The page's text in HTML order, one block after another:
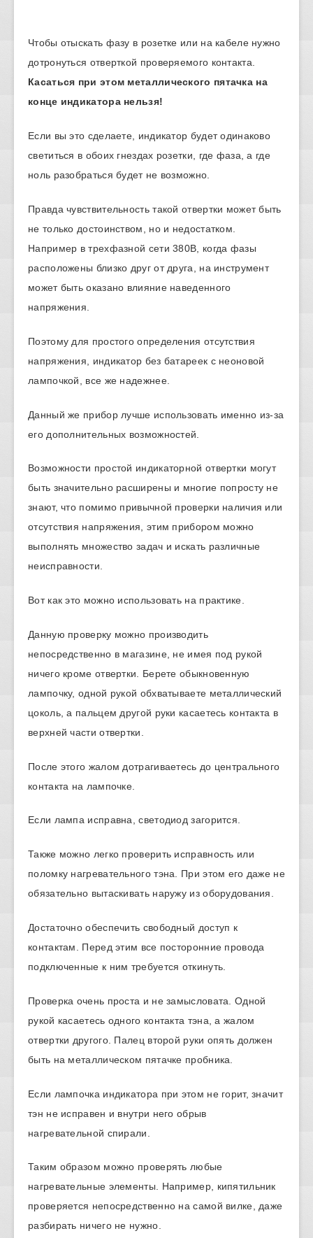
Чтобы отыскать фазу в розетке или на кабеле нужно
дотронуться отверткой проверяемого контакта.
Касаться при этом металлического пятачка на
конце индикатора нельзя!
Если вы это сделаете, индикатор будет одинаково
светиться в обоих гнездах розетки, где фаза, а где
ноль разобраться будет не возможно.
Правда чувствительность такой отвертки может быть
не только достоинством, но и недостатком.
Например в трехфазной сети 380В, когда фазы
расположены близко друг от друга, на инструмент
может быть оказано влияние наведенного
напряжения.
Поэтому для простого определения отсутствия
напряжения, индикатор без батареек с неоновой
лампочкой, все же надежнее.
Данный же прибор лучше использовать именно из-за
его дополнительных возможностей.
Возможности простой индикаторной отвертки могут
быть значительно расширены и многие попросту не
знают, что помимо привычной проверки наличия или
отсутствия напряжения, этим прибором можно
выполнять множество задач и искать различные
неисправности.
Вот как это можно использовать на практике.
Данную проверку можно производить
непосредственно в магазине, не имея под рукой
ничего кроме отвертки. Берете обыкновенную
лампочку, одной рукой обхватываете металлический
цоколь, а пальцем другой руки касаетесь контакта в
верхней части отвертки.
После этого жалом дотрагиваетесь до центрального
контакта на лампочке.
Если лампа исправна, светодиод загорится.
Также можно легко проверить исправность или
поломку нагревательного тэна. При этом его даже не
обязательно вытаскивать наружу из оборудования.
Достаточно обеспечить свободный доступ к
контактам. Перед этим все посторонние провода
подключенные к ним требуется откинуть.
Проверка очень проста и не замысловата. Одной
рукой касаетесь одного контакта тэна, а жалом
отвертки другого. Палец второй руки опять должен
быть на металлическом пятачке пробника.
Если лампочка индикатора при этом не горит, значит
тэн не исправен и внутри него обрыв
нагревательной спирали.
Таким образом можно проверять любые
нагревательные элементы. Например, кипятильник
проверяется непосредственно на самой вилке, даже
разбирать ничего не нужно.